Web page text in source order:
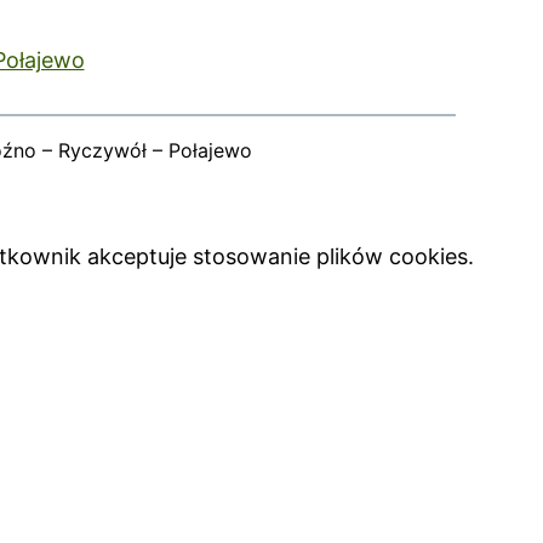
– Ryczywół – Połajewo
akceptuje stosowanie plików cookies.